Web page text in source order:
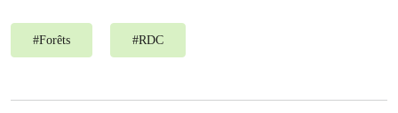
#Forêts #RDC